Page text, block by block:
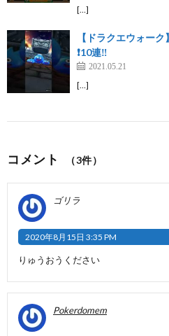
[…]
【ドラクエウォー
❗10連‼️
2021.05.21
[…]
コメント （3件）
ゴリラ
2020年8月15日 3:35 PM
りゅうおうください
Pokerdomem